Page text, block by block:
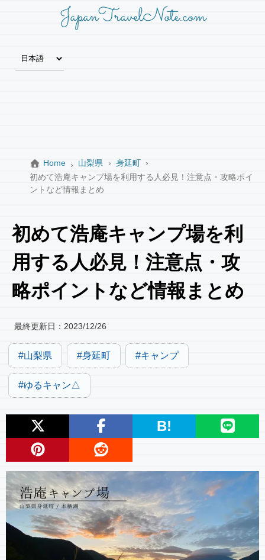
JapanTravelNote.com
Home 山梨県
身延町
初めて浩庵キャンプ場を利用する人必見！注意点・攻略ポイ
ントなど情報まとめ
初めて浩庵キャンプ場を利
用する人必見！注意点・攻
略ポイントなど情報まとめ
最終更新日： 2023/12/26
山梨県 身延町 キャンプ
ゆるキャン△
B!